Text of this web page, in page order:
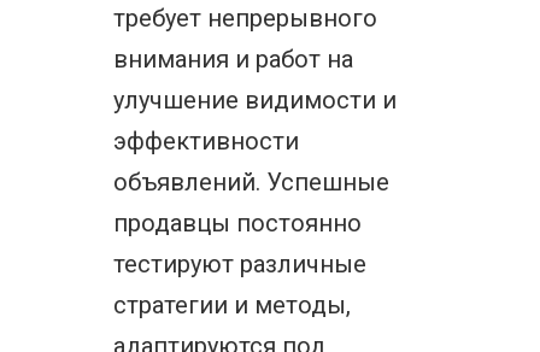
требует непрерывного
внимания и работ на
улучшение видимости и
эффективности
объявлений. Успешные
продавцы постоянно
тестируют различные
стратегии и методы,
адаптируются под